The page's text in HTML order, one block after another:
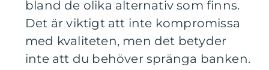
bland de olika alternativ som finns.
Det är viktigt att inte kompromissa
med kvaliteten, men det betyder
inte att du behöver spränga banken.